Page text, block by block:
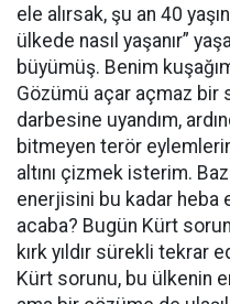
ele alırsak, şu an 40
ülkede nasıl yaşanır”
büyümüş. Benim
Gözümü açar açmaz bir
darbesine uyandım,
bitmeyen terör
altını çizmek isterim.
enerjisini bu kadar heba
acaba? Bugün Kürt
kırk yıldır sürekli tekrar
Kürt sorunu, bu ülkenin